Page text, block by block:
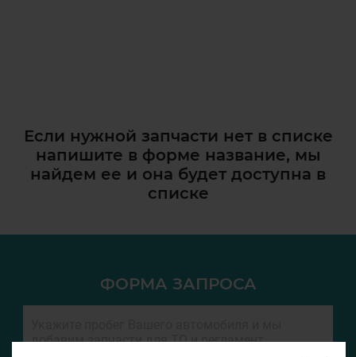
Если нужной запчасти нет в списке
напишите в форме название, мы
найдем ее и она будет доступна в
списке
ФОРМА ЗАПРОСА